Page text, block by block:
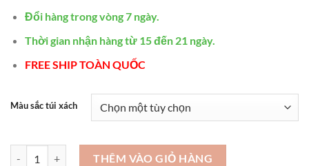
Đổi hàng trong vòng 7 ngày.
Thời gian nhận hàng từ 15 đến 21 ngày.
FREE SHIP TOÀN QUỐC
Màu sắc túi xách
Túi xách nữ công sở Túi xách da dạ phố sành điệu -STX318 số lượng
THÊM VÀO GIỎ HÀNG